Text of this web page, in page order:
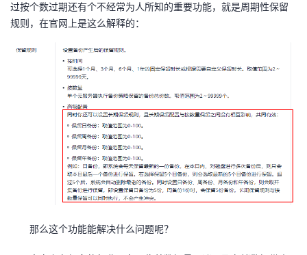
藏
过按个数过期还有个不经常为人所知的重要功能，就是周期性保留
规则，在官网上是这么解释的：
那么这个功能能解决什么问题呢？